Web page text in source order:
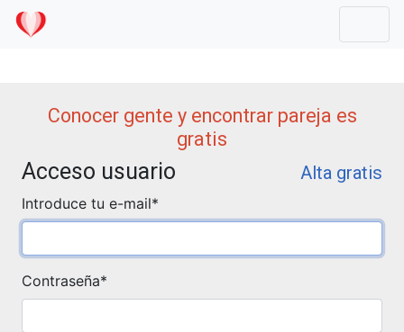
Conocer gente y encontrar pareja es
gratis
Acceso usuario Alta gratis
Introduce tu e-mail*
Contraseña*